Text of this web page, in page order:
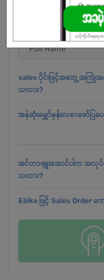
sales ပိုင်းဖြင့်အတွေ့အကြုံအန
သလား?
အနဲဆုံးမျှော်မှန်းလစာဖော်ပြပ
အင်တာဗျူးအောင်ပါက အလုပ်ခ
သလား?
Ebike ဖြင့် Sales Order